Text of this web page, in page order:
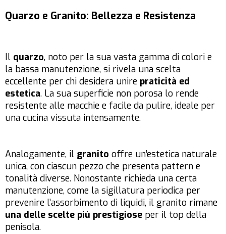
Quarzo e Granito: Bellezza e Resistenza
Il quarzo, noto per la sua vasta gamma di colori e
la bassa manutenzione, si rivela una scelta
eccellente per chi desidera unire praticità ed
estetica. La sua superficie non porosa lo rende
resistente alle macchie e facile da pulire, ideale per
una cucina vissuta intensamente.
Analogamente, il granito offre un’estetica naturale
unica, con ciascun pezzo che presenta pattern e
tonalità diverse. Nonostante richieda una certa
manutenzione, come la sigillatura periodica per
prevenire l’assorbimento di liquidi, il granito rimane
una delle scelte più prestigiose per il top della
penisola.